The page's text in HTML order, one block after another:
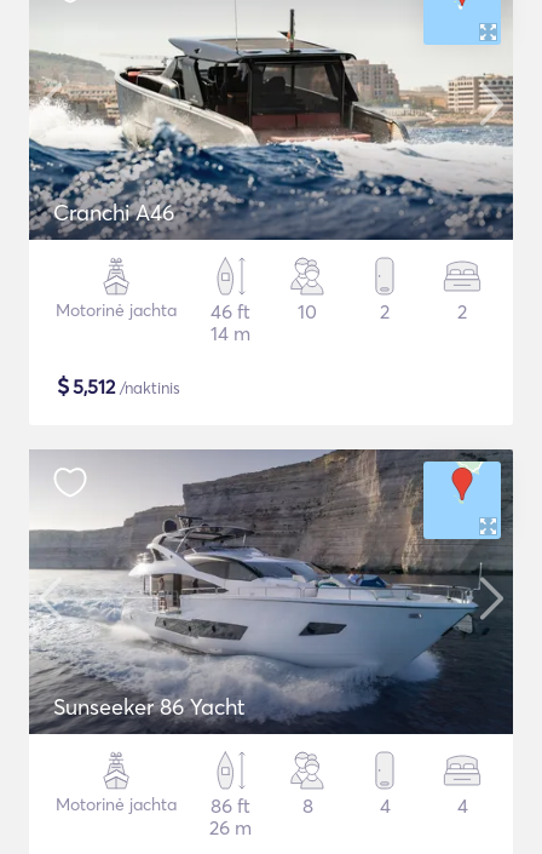
Cranchi A46
Motorinė jachta
46 ft
14 m
10 2 2
$5,512/naktinis
Sunseeker 86 Yacht
Motorinė jachta
86 ft
26 m
8 4 4